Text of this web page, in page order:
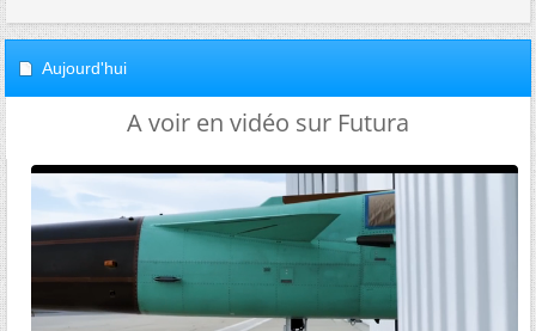
Aujourd'hui
A voir en vidéo sur Futura